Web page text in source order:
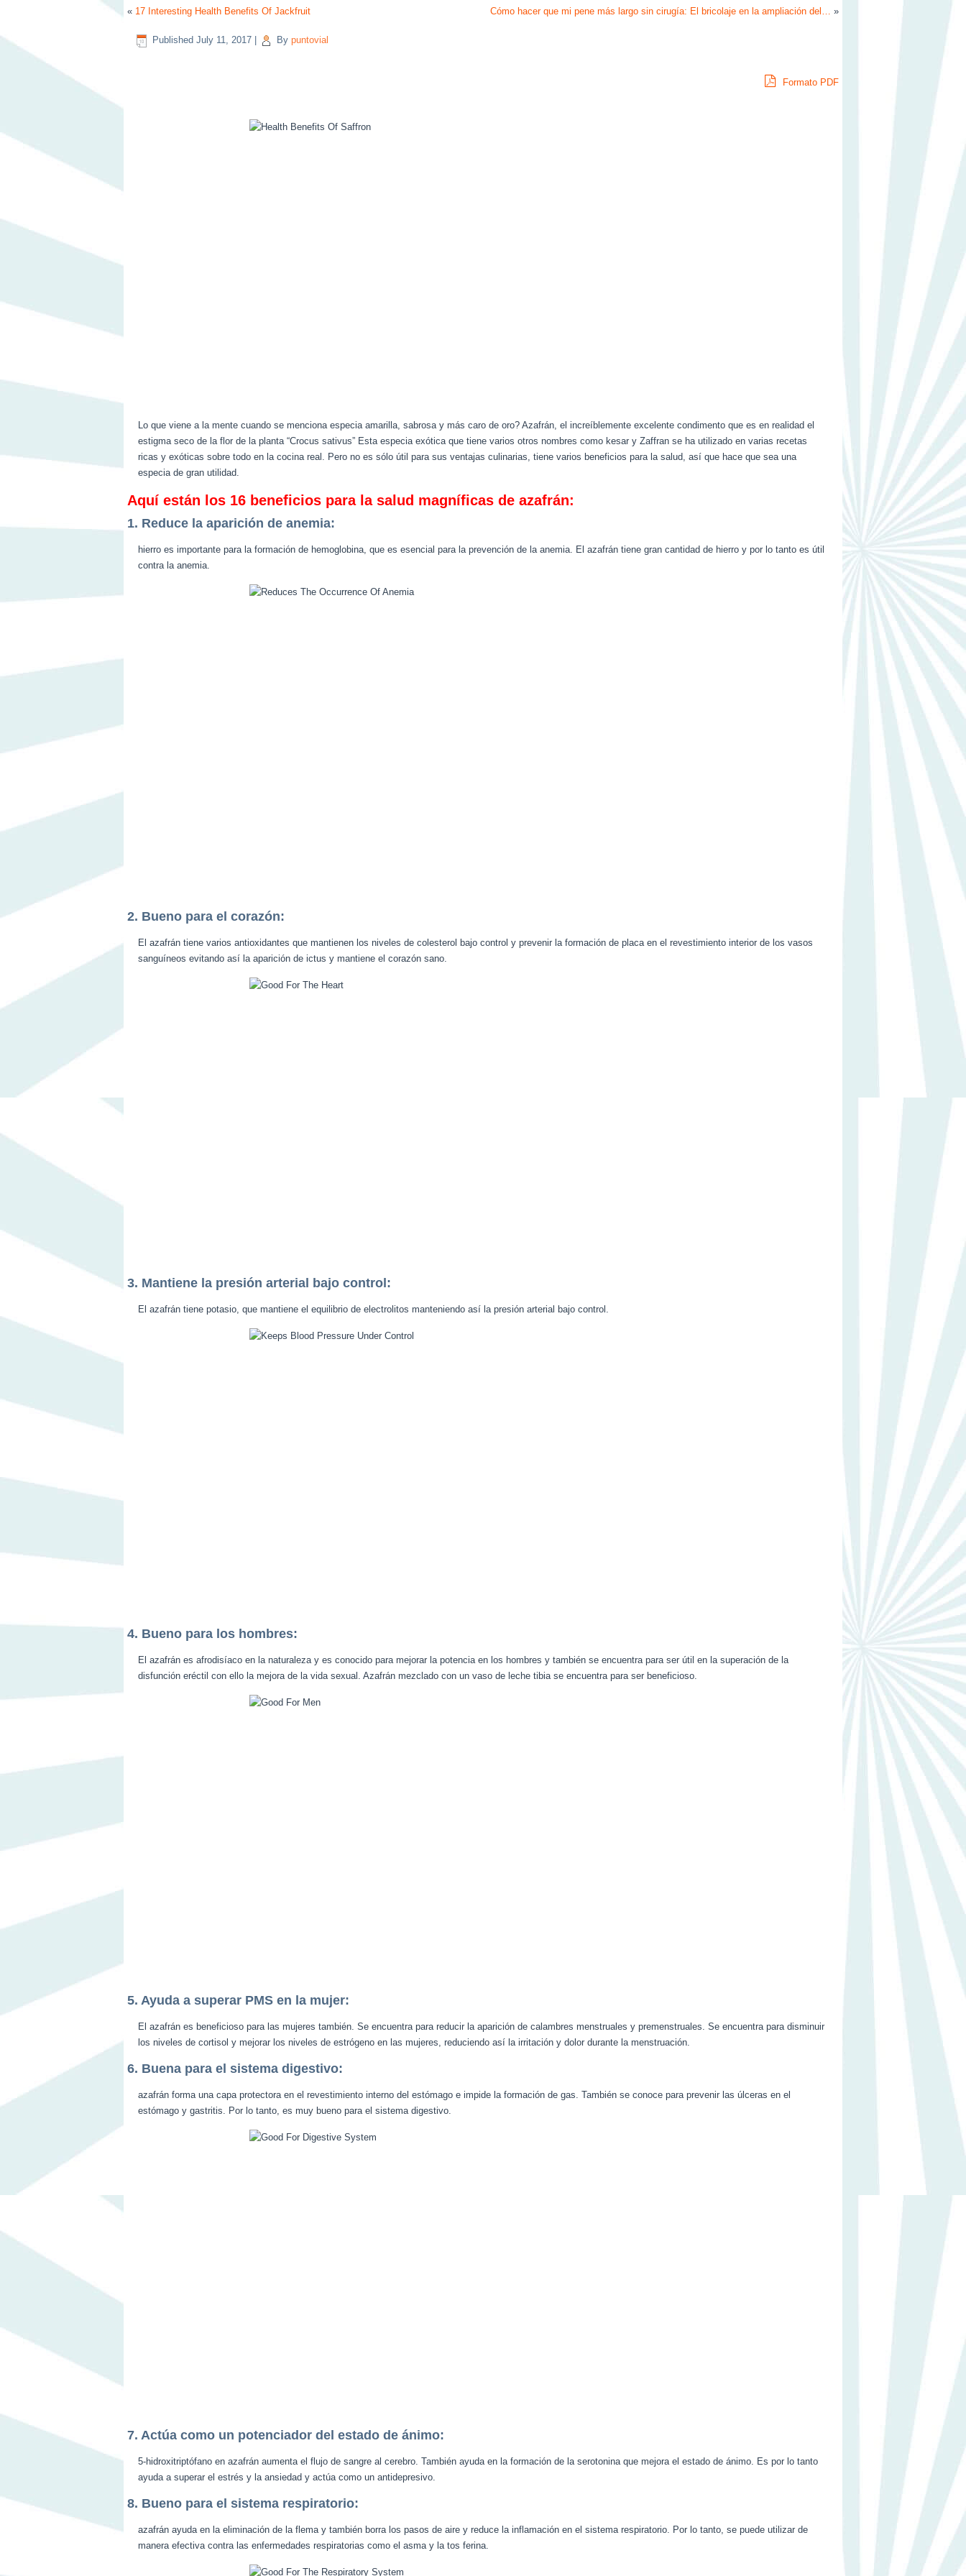
« 17 Interesting Health Benefits Of Jackfruit Cómo hacer que mi pene más largo sin cirugía: El bricolaje en la ampliación del… »
Published July 11, 2017 By puntovial
Formato PDF
Lo que viene a la mente cuando se menciona especia amarilla, sabrosa y más caro de oro? Azafrán, el increíblemente excelente condimento que es en realidad el
estigma seco de la flor de la planta “Crocus sativus” Esta especia exótica que tiene varios otros nombres como kesar y Zaffran se ha utilizado en varias recetas
ricas y exóticas sobre todo en la cocina real. Pero no es sólo útil para sus ventajas culinarias, tiene varios beneficios para la salud, así que hace que sea una
especia de gran utilidad.
Aquí están los 16 beneficios para la salud magníficas de azafrán:
1. Reduce la aparición de anemia:
hierro es importante para la formación de hemoglobina, que es esencial para la prevención de la anemia. El azafrán tiene gran cantidad de hierro y por lo tanto es útil
contra la anemia.
2. Bueno para el corazón:
El azafrán tiene varios antioxidantes que mantienen los niveles de colesterol bajo control y prevenir la formación de placa en el revestimiento interior de los vasos
sanguíneos evitando así la aparición de ictus y mantiene el corazón sano.
3. Mantiene la presión arterial bajo control:
El azafrán tiene potasio, que mantiene el equilibrio de electrolitos manteniendo así la presión arterial bajo control.
4. Bueno para los hombres:
El azafrán es afrodisíaco en la naturaleza y es conocido para mejorar la potencia en los hombres y también se encuentra para ser útil en la superación de la
disfunción eréctil con ello la mejora de la vida sexual. Azafrán mezclado con un vaso de leche tibia se encuentra para ser beneficioso.
5. Ayuda a superar PMS en la mujer:
El azafrán es beneficioso para las mujeres también. Se encuentra para reducir la aparición de calambres menstruales y premenstruales. Se encuentra para disminuir
los niveles de cortisol y mejorar los niveles de estrógeno en las mujeres, reduciendo así la irritación y dolor durante la menstruación.
6. Buena para el sistema digestivo:
azafrán forma una capa protectora en el revestimiento interno del estómago e impide la formación de gas. También se conoce para prevenir las úlceras en el
estómago y gastritis. Por lo tanto, es muy bueno para el sistema digestivo.
7. Actúa como un potenciador del estado de ánimo:
5-hidroxitriptófano en azafrán aumenta el flujo de sangre al cerebro. También ayuda en la formación de la serotonina que mejora el estado de ánimo. Es por lo tanto
ayuda a superar el estrés y la ansiedad y actúa como un antidepresivo.
8. Bueno para el sistema respiratorio:
azafrán ayuda en la eliminación de la flema y también borra los pasos de aire y reduce la inflamación en el sistema respiratorio. Por lo tanto, se puede utilizar de
manera efectiva contra las enfermedades respiratorias como el asma y la tos ferina.